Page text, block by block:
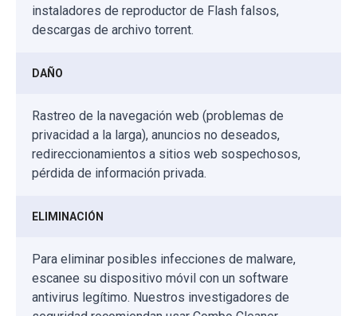
instaladores de reproductor de Flash falsos,
descargas de archivo torrent.
DAÑO
Rastreo de la navegación web (problemas de
privacidad a la larga), anuncios no deseados,
redireccionamientos a sitios web sospechosos,
pérdida de información privada.
ELIMINACIÓN
Para eliminar posibles infecciones de malware,
escanee su dispositivo móvil con un software
antivirus legítimo. Nuestros investigadores de